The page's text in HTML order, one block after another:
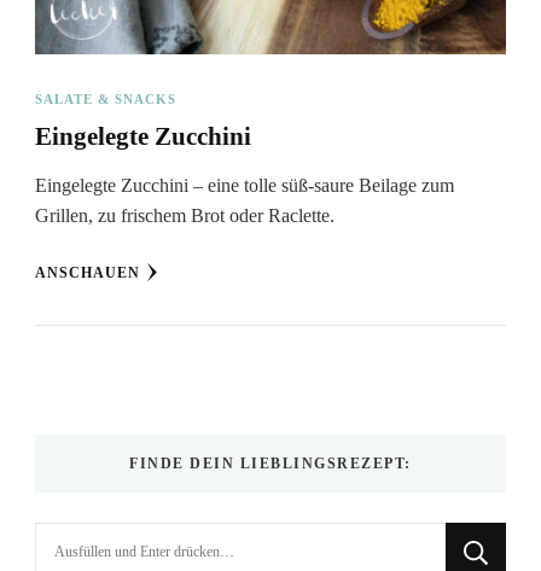
SALATE & SNACKS
Eingelegte Zucchini
Eingelegte Zucchini – eine tolle süß-saure Beilage zum
Grillen, zu frischem Brot oder Raclette.
ANSCHAUEN
FINDE DEIN LIEBLINGSREZEPT: